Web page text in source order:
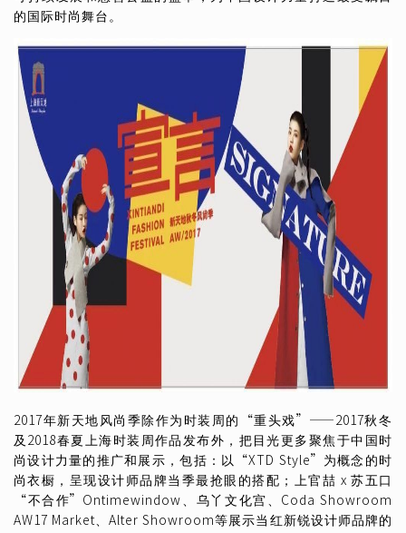
的国际时尚舞台。
2017年新天地风尚季除作为时装周的“重头戏”——2017秋冬
及2018春夏上海时装周作品发布外，把目光更多聚焦于中国时
尚设计力量的推广和展示，包括：以“XTD Style”为概念的时
尚衣橱，呈现设计师品牌当季最抢眼的搭配；上官喆 x 苏五口
“不合作”Ontimewindow、乌丫文化宫、Coda Showroom
AW17 Market、Alter Showroom等展示当红新锐设计师品牌的